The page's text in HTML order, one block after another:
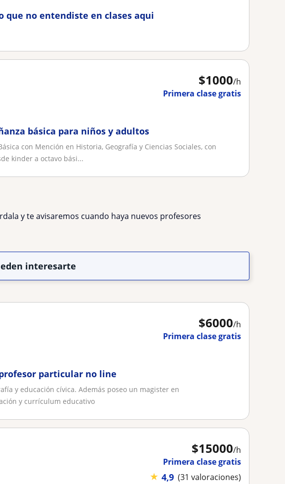
que no entendiste en clases aqui
$1000/h
Primera clase gratis
básica para niños y adultos
con Mención en Historia, Geografía y Ciencias Sociales, con
kinder a octavo bási...
y te avisaremos cuando haya nuevos profesores
interesarte
$6000/h
Primera clase gratis
particular no line
y educación cívica. Además poseo un magister en
y currículum educativo
$15000/h
Primera clase gratis
★ 4,9 (31 valoraciones)